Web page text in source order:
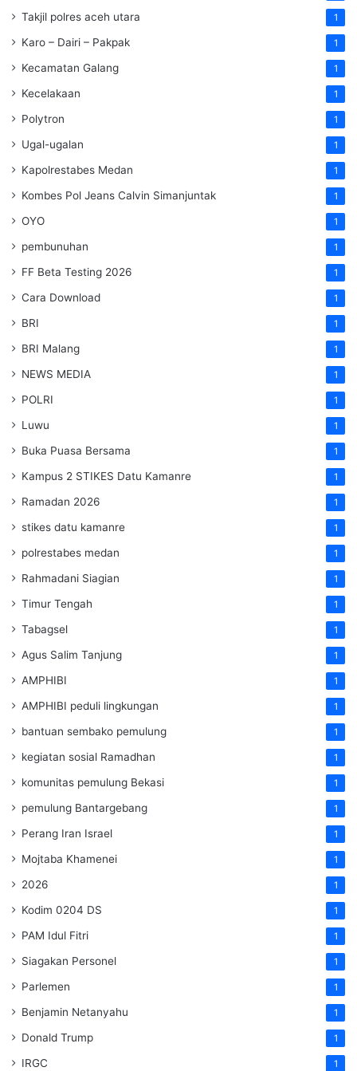
Takjil polres aceh utara 1
Karo – Dairi – Pakpak 1
Kecamatan Galang 1
Kecelakaan 1
Polytron 1
Ugal-ugalan 1
Kapolrestabes Medan 1
Kombes Pol Jeans Calvin Simanjuntak 1
OYO 1
pembunuhan 1
FF Beta Testing 2026 1
Cara Download 1
BRI 1
BRI Malang 1
NEWS MEDIA 1
POLRI 1
Luwu 1
Buka Puasa Bersama 1
Kampus 2 STIKES Datu Kamanre 1
Ramadan 2026 1
stikes datu kamanre 1
polrestabes medan 1
Rahmadani Siagian 1
Timur Tengah 1
Tabagsel 1
Agus Salim Tanjung 1
AMPHIBI 1
AMPHIBI peduli lingkungan 1
bantuan sembako pemulung 1
kegiatan sosial Ramadhan 1
komunitas pemulung Bekasi 1
pemulung Bantargebang 1
Perang Iran Israel 1
Mojtaba Khamenei 1
2026 1
Kodim 0204 DS 1
PAM Idul Fitri 1
Siagakan Personel 1
Parlemen 1
Benjamin Netanyahu 1
Donald Trump 1
IRGC 1